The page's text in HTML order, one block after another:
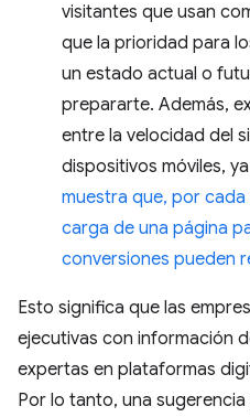
visitantes que usan
que la prioridad para
un estado actual o
prepararte. Además,
entre la velocidad del
dispositivos móviles,
muestra que, por
carga de una página
conversiones pueden
Esto significa que las
ejecutivas con información
expertas en plataformas
Por lo tanto, una